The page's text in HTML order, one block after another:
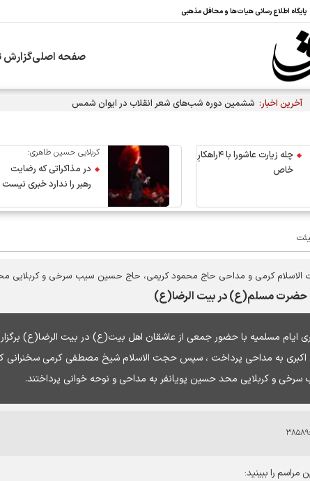
پایگاه اطلاع رسانی هیات‌ها و محافل مذهبی
صفحه اصلی
آخرین اخبار: ششمین دوره شب‌های شعر انقلاب در ایوان شمس
چله زیارت عاشورا با ۴راهکارِ
خاص
کربلایی حسین طاهری:
در مذاکراتی که رضایت
رهبر را ندارد خبری نیست
الاسلام کرمی و مداحی حاج محمود کریمی، حاج حسین سیب سرخی و کربلایی
مسلم(ع) در بیت الرضا(ع)
ایام مسلمیه با حضور جمعی از عاشقان اهل بیت(ع) در بیت الرضا(ع)
به مداحی پرداخت ، سپس حجت الاسلام شیخ مصطفی کرمی سخنرانی
و کربلایی محد حسین پویانفر به مداحی و نوحه خوانی پرداختند.
۳۸۵۸۹
مراسم را ببینید: